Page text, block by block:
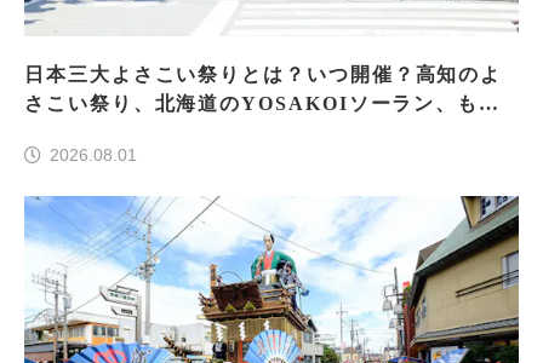
日本三大よさこい祭りとは？いつ開催？高知のよ
さこい祭り、北海道のYOSAKOIソーラン、もう
2026.08.01